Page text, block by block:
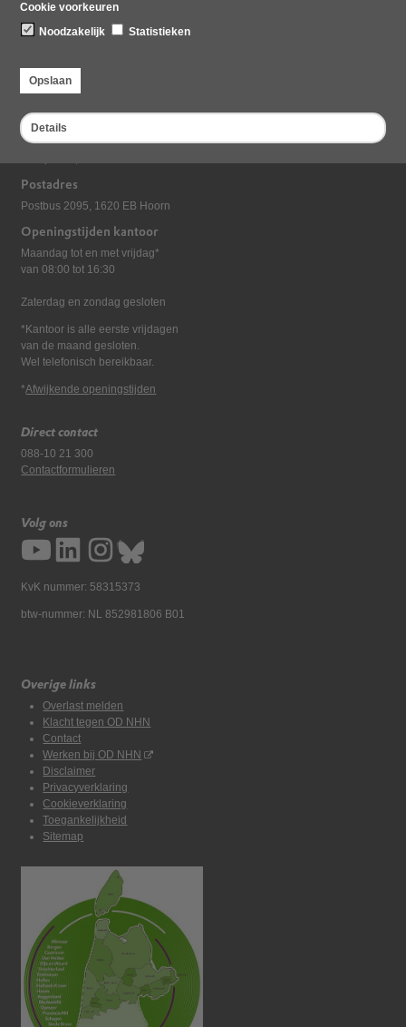
Cookie voorkeuren
Noodzakelijk
Statistieken
Opslaan
Details
Bezoekadres
Postadres
Postbus 2095, 1620 EB Hoorn
Openingstijden kantoor
Maandag tot en met vrijdag*
van 08:00 tot 16:30
Zaterdag en zondag gesloten
*Kantoor is alle eerste vrijdagen
van de maand gesloten.
Wel telefonisch bereikbaar.
*Afwijkende openingstijden
Direct contact
088-10 21 300
Contactformulieren
Volg ons
KvK nummer: 58315373
btw-nummer: NL 852981806 B01
Overige links
Overlast melden
Klacht tegen OD NHN
Contact
Werken bij OD NHN
Disclaimer
Privacyverklaring
Cookieverklaring
Toegankelijkheid
Sitemap